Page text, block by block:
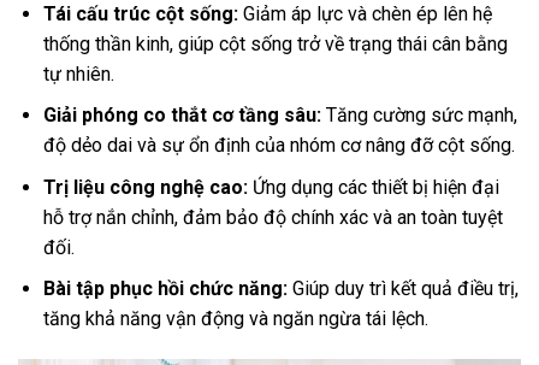
Tái cấu trúc cột sống:Giảm áp lực và chèn ép lên hệ
thống thần kinh, giúp cột sống trở về trạng thái cân bằng
tự nhiên.
Giải phóng co thắt cơ tầng sâu:Tăng cường sức mạnh,
độ dẻo dai và sự ổn định của nhóm cơ nâng đỡ cột sống.
Trị liệu công nghệ cao:Ứng dụng các thiết bị hiện đại
hỗ trợ nắn chỉnh, đảm bảo độ chính xác và an toàn tuyệt
đối.
Bài tập phục hồi chức năng:Giúp duy trì kết quả điều trị,
tăng khả năng vận động và ngăn ngừa tái lệch.